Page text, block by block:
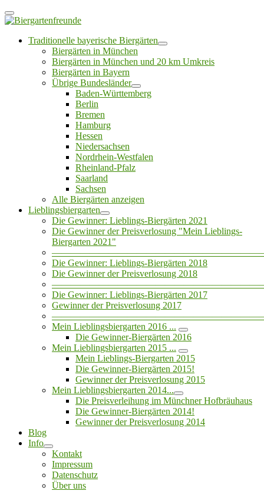
Traditionelle bayerische Biergärten
Biergärten in München
Biergärten in München und 20 km Umkreis
Biergärten in Bayern
Übrige Bundesländer
Baden-Württemberg
Berlin
Bremen
Hamburg
Hessen
Niedersachsen
Nordrhein-Westfalen
Rheinland-Pfalz
Saarland
Sachsen
Alle Biergärten anzeigen
Lieblingsbiergarten
Die Gewinner: Lieblings-Biergärten 2021
Die Gewinner der Preisverlosung "Mein Lieblings-
Biergarten 2021"
Die Gewinner: Lieblings-Biergärten 2018
Die Gewinner der Preisverlosung 2018
Die Gewinner: Lieblings-Biergärten 2017
Gewinner der Preisverlosung 2017
Mein Lieblingsbiergarten 2016 ...
Die Gewinner-Biergärten 2016
Mein Lieblingsbiergarten 2015 ...
Mein Lieblings-Biergarten 2015
Die Gewinner-Biergärten 2015!
Gewinner der Preisverlosung 2015
Mein Lieblingsbiergarten 2014...
Die Preisverleihung im Münchner Hofbräuhaus
Die Gewinner-Biergärten 2014!
Gewinner der Preisverlosung 2014
Blog
Info
Kontakt
Impressum
Datenschutz
Über uns